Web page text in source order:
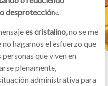
desprotección«.
es cristalino,no se me
hagamos el esfuerzo que
que viven en
plenamente,
administrativa para